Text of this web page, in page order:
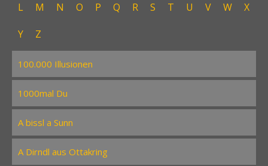
L M N O P Q R S T U V W X
Y Z
100.000 Illusionen
1000mal Du
A bissl a Sunn
A Dirndl aus Ottakring